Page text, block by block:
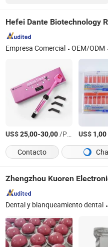
Hefei Dante Biotechnology
Empresa Comercial OEM/ODM
US$25,00-30,00/Pieza US$ 1,00
Contacto
Zhengzhou Kuoren
Dental y blanqueamiento dental